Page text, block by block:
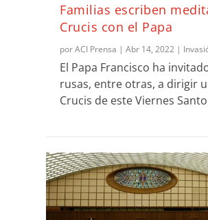
Familias escriben
Crucis con el Papa
porACI Prensa |Abr 14, 2022 |
El Papa Francisco ha
rusas, entre otras, a dirigir
Crucis de este Viernes